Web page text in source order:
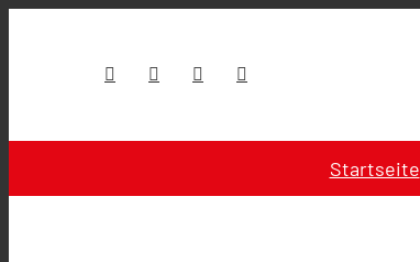
Startseite